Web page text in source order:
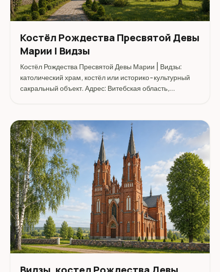
Костёл Рождества Пресвятой Девы
Марии | Видзы
Костёл Рождества Пресвятой Девы Марии | Видзы:
католический храм, костёл или историко-культурный
сакральный объект. Адрес: Витебская область,